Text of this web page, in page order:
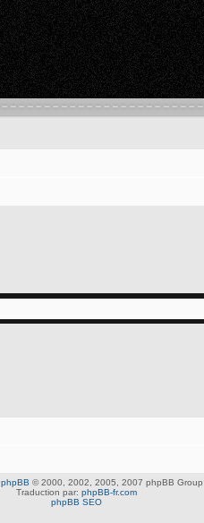
phpBB © 2000, 2002, 2005, 2007 phpBB Group
Traduction par: phpBB-fr.com
phpBB SEO